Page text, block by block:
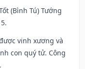
(Bình Tú) Tướng
vinh xương và
con quý tử. Công